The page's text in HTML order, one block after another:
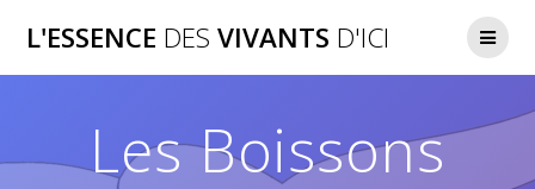
au
L'ESSENCE DES VIVANTS D'ICI
Les Boissons